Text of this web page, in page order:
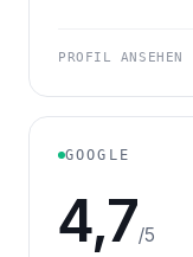
PROFIL ANSEHEN
GOOGLE
4,7/5